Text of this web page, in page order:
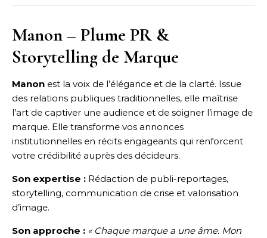
Manon – Plume PR &
Storytelling de Marque
Manon est la voix de l’élégance et de la clarté. Issue
des relations publiques traditionnelles, elle maîtrise
l’art de captiver une audience et de soigner l’image de
marque. Elle transforme vos annonces
institutionnelles en récits engageants qui renforcent
votre crédibilité auprès des décideurs.
Son expertise : Rédaction de publi-reportages,
storytelling, communication de crise et valorisation
d’image.
Son approche : « Chaque marque a une âme. Mon